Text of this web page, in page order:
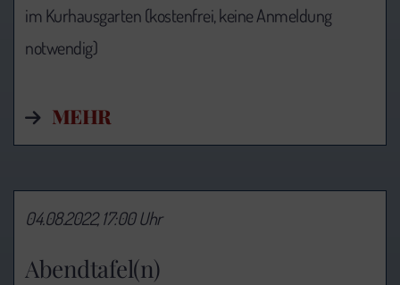
im Kurhausgarten (kostenfrei, keine Anmeldung
notwendig)
MEHR
Abendtafel(n)
04.08.2022, 17:00 Uhr